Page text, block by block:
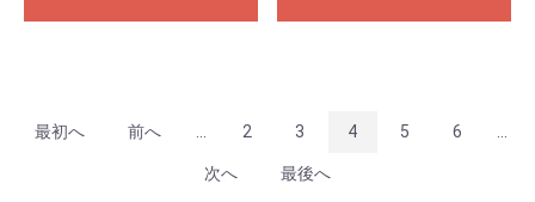
最初へ 前へ 2 3 4 5 6
次へ 最後へ